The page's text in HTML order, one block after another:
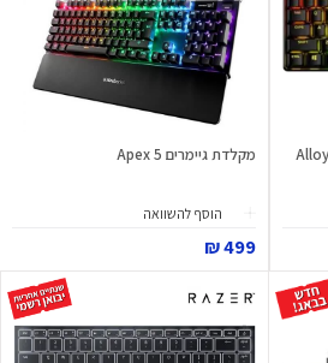
מקלדת גיימרים Apex 5
הוסף להשוואה
499 ₪